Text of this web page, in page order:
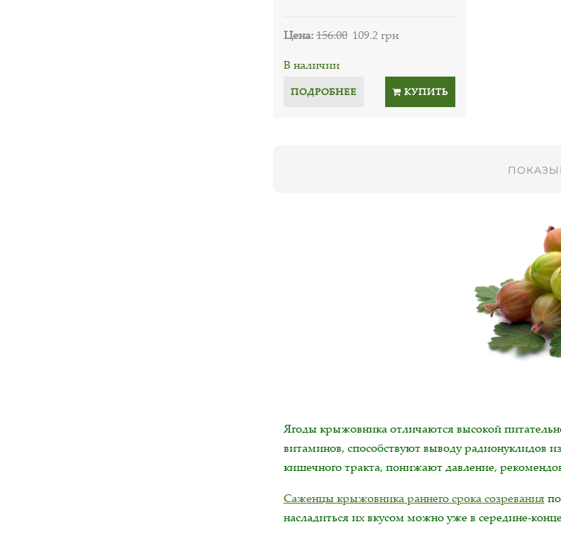
Цена:156.00 109.2 грн
В наличии
ПОДРОБНЕЕ КУПИТЬ
Ягоды крыжовника отличаются высокой
витаминов, способствуют выводу радионуклидов
кишечного тракта, понижают давление,
Саженцы крыжовника раннего срока созревания
насладиться их вкусом можно уже в середине-